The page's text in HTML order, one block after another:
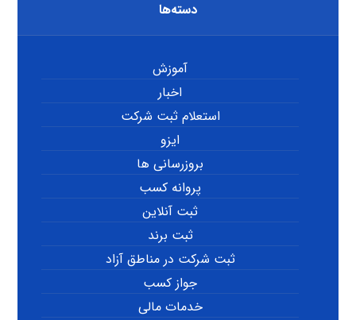
دسته‌ها
آموزش
اخبار
استعلام ثبت شرکت
ایزو
بروزرسانی ها
پروانه کسب
ثبت آنلاین
ثبت برند
ثبت شرکت در مناطق آزاد
جواز کسب
خدمات مالی